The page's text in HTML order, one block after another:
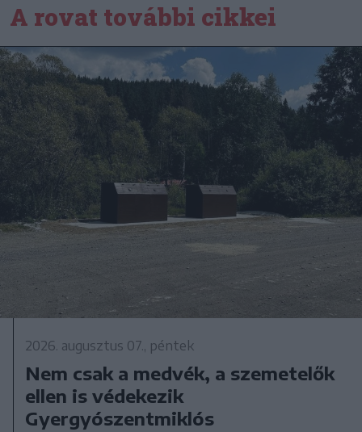
A rovat további cikkei
2026. augusztus 07., péntek
Nem csak a medvék, a szemetelők
ellen is védekezik
Gyergyószentmiklós